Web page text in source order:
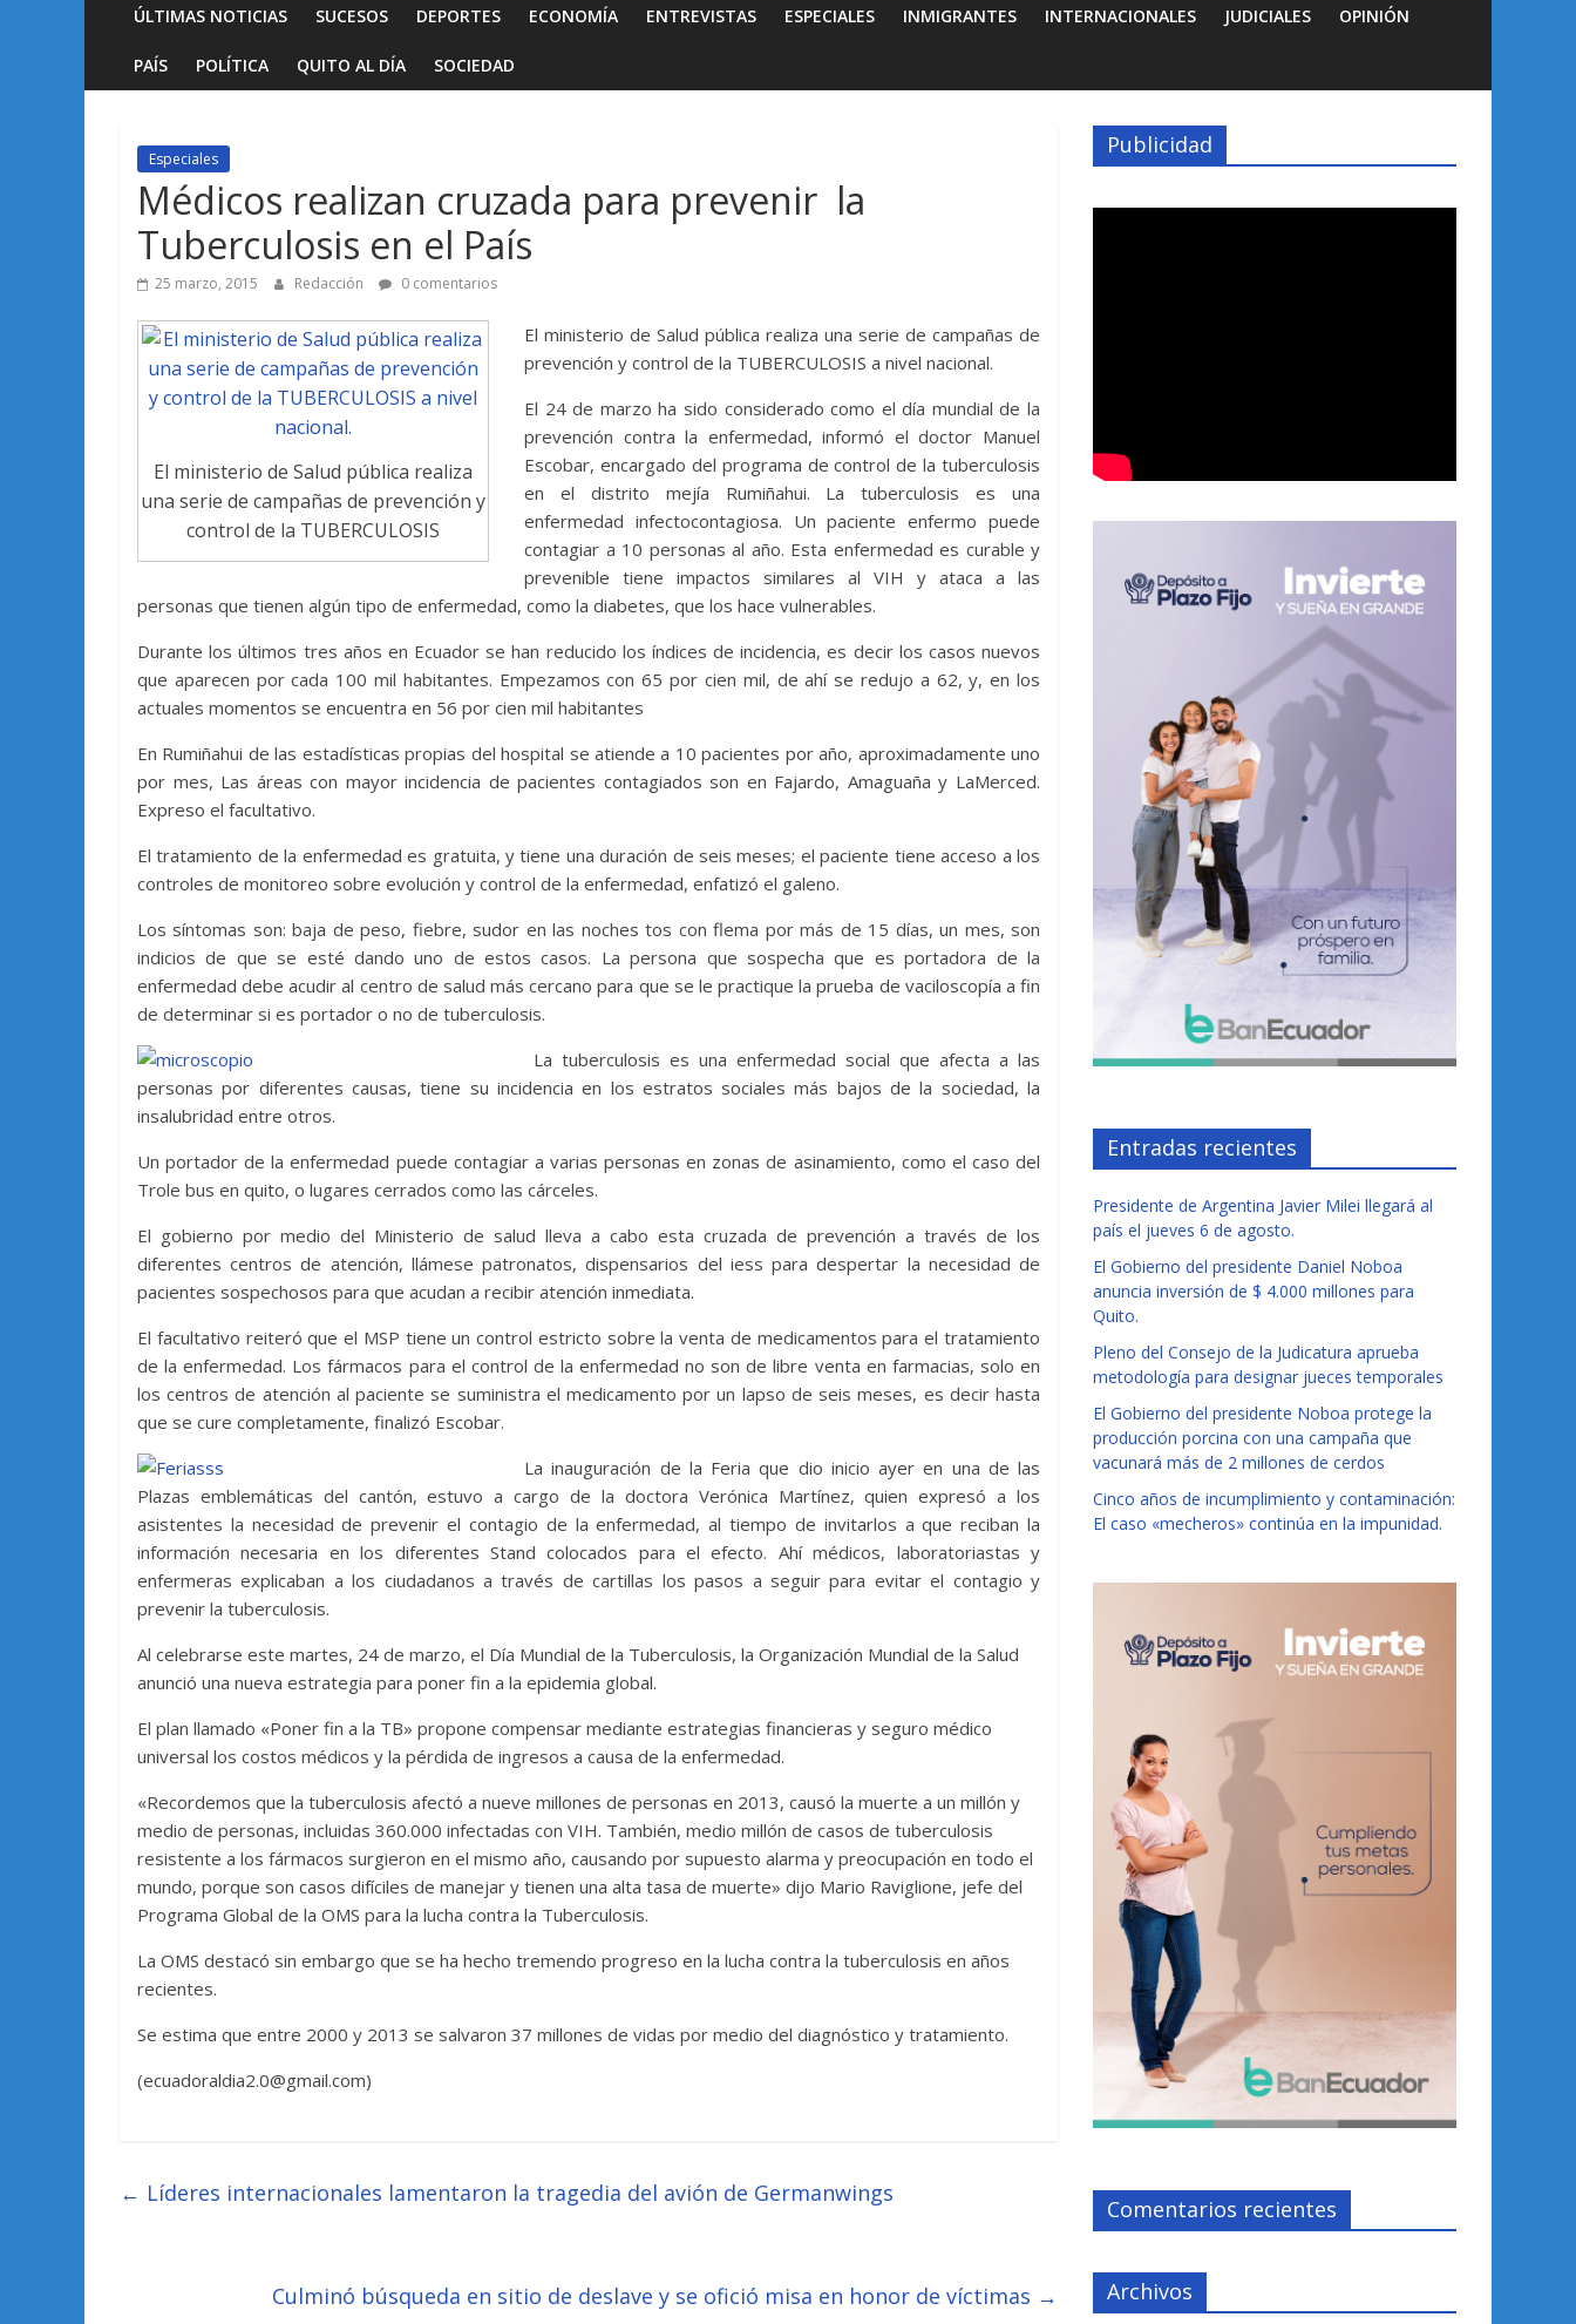
ÚLTIMAS NOTICIAS SUCESOS DEPORTES ECONOMÍA ENTREVISTAS ESPECIALES INMIGRANTES INTERNACIONALES JUDICIALES OPINIÓN
PAÍS POLÍTICA QUITO AL DÍA SOCIEDAD
Especiales
Médicos realizan cruzada para prevenir la
Tuberculosis en el País
25 marzo, 2015 Redacción 0 comentarios
El ministerio de Salud pública realiza
una serie de campañas de prevención y
control de la TUBERCULOSIS
El ministerio de Salud pública realiza una serie de campañas de
prevención y control de la TUBERCULOSIS a nivel nacional.
El 24 de marzo ha sido considerado como el día mundial de la
prevención contra la enfermedad, informó el doctor Manuel
Escobar, encargado del programa de control de la tuberculosis
en el distrito mejía Rumiñahui. La tuberculosis es una
enfermedad infectocontagiosa. Un paciente enfermo puede
contagiar a 10 personas al año. Esta enfermedad es curable y
prevenible tiene impactos similares al VIH y ataca a las
personas que tienen algún tipo de enfermedad, como la diabetes, que los hace vulnerables.
Durante los últimos tres años en Ecuador se han reducido los índices de incidencia, es decir los casos nuevos
que aparecen por cada 100 mil habitantes. Empezamos con 65 por cien mil, de ahí se redujo a 62, y, en los
actuales momentos se encuentra en 56 por cien mil habitantes
En Rumiñahui de las estadísticas propias del hospital se atiende a 10 pacientes por año, aproximadamente uno
por mes, Las áreas con mayor incidencia de pacientes contagiados son en Fajardo, Amaguaña y LaMerced.
Expreso el facultativo.
El tratamiento de la enfermedad es gratuita, y tiene una duración de seis meses; el paciente tiene acceso a los
controles de monitoreo sobre evolución y control de la enfermedad, enfatizó el galeno.
Los síntomas son: baja de peso, fiebre, sudor en las noches tos con flema por más de 15 días, un mes, son
indicios de que se esté dando uno de estos casos. La persona que sospecha que es portadora de la
enfermedad debe acudir al centro de salud más cercano para que se le practique la prueba de vaciloscopía a fin
de determinar si es portador o no de tuberculosis.
La tuberculosis es una enfermedad social que afecta a las
personas por diferentes causas, tiene su incidencia en los estratos sociales más bajos de la sociedad, la
insalubridad entre otros.
Un portador de la enfermedad puede contagiar a varias personas en zonas de asinamiento, como el caso del
Trole bus en quito, o lugares cerrados como las cárceles.
El gobierno por medio del Ministerio de salud lleva a cabo esta cruzada de prevención a través de los
diferentes centros de atención, llámese patronatos, dispensarios del iess para despertar la necesidad de
pacientes sospechosos para que acudan a recibir atención inmediata.
El facultativo reiteró que el MSP tiene un control estricto sobre la venta de medicamentos para el tratamiento
de la enfermedad. Los fármacos para el control de la enfermedad no son de libre venta en farmacias, solo en
los centros de atención al paciente se suministra el medicamento por un lapso de seis meses, es decir hasta
que se cure completamente, finalizó Escobar.
La inauguración de la Feria que dio inicio ayer en una de las
Plazas emblemáticas del cantón, estuvo a cargo de la doctora Verónica Martínez, quien expresó a los
asistentes la necesidad de prevenir el contagio de la enfermedad, al tiempo de invitarlos a que reciban la
información necesaria en los diferentes Stand colocados para el efecto. Ahí médicos, laboratoriastas y
enfermeras explicaban a los ciudadanos a través de cartillas los pasos a seguir para evitar el contagio y
prevenir la tuberculosis.
Al celebrarse este martes, 24 de marzo, el Día Mundial de la Tuberculosis, la Organización Mundial de la Salud
anunció una nueva estrategia para poner fin a la epidemia global.
El plan llamado «Poner fin a la TB» propone compensar mediante estrategias financieras y seguro médico
universal los costos médicos y la pérdida de ingresos a causa de la enfermedad.
«Recordemos que la tuberculosis afectó a nueve millones de personas en 2013, causó la muerte a un millón y
medio de personas, incluidas 360.000 infectadas con VIH. También, medio millón de casos de tuberculosis
resistente a los fármacos surgieron en el mismo año, causando por supuesto alarma y preocupación en todo el
mundo, porque son casos difíciles de manejar y tienen una alta tasa de muerte» dijo Mario Raviglione, jefe del
Programa Global de la OMS para la lucha contra la Tuberculosis.
La OMS destacó sin embargo que se ha hecho tremendo progreso en la lucha contra la tuberculosis en años
recientes.
Se estima que entre 2000 y 2013 se salvaron 37 millones de vidas por medio del diagnóstico y tratamiento.
(ecuadoraldia2.0@gmail.com)
← Líderes internacionales lamentaron la tragedia del avión de Germanwings
Culminó búsqueda en sitio de deslave y se ofició misa en honor de víctimas →
Publicidad
Entradas recientes
Presidente de Argentina Javier Milei llegará al
país el jueves 6 de agosto.
El Gobierno del presidente Daniel Noboa
anuncia inversión de $ 4.000 millones para
Quito.
Pleno del Consejo de la Judicatura aprueba
metodología para designar jueces temporales
El Gobierno del presidente Noboa protege la
producción porcina con una campaña que
vacunará más de 2 millones de cerdos
Cinco años de incumplimiento y contaminación:
El caso «mecheros» continúa en la impunidad.
Comentarios recientes
Archivos